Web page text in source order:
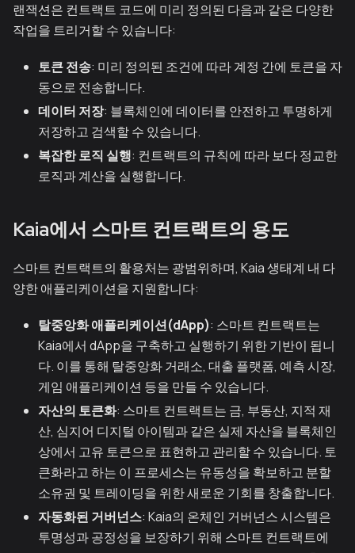
랜잭션은 컨트랙트 코드에 미리 정의된 다음과 같은 다양한
작업을 트리거할 수 있습니다:
토큰 전송: 미리 정의된 조건에 따라 계정 간에 토큰을 자
동으로 전송합니다.
데이터 저장: 블록체인에 데이터를 안전하고 투명하게
저장하고 검색할 수 있습니다.
복잡한 로직 실행: 컨트랙트의 규칙에 따라 보다 정교한
로직과 계산을 실행합니다.
Kaia에서 스마트 컨트랙트의 용도
스마트 컨트랙트의 활용처는 광범위하며, Kaia 생태계 내 다
양한 애플리케이션을 지원합니다:
탈중앙화 애플리케이션(dApp): 스마트 컨트랙트는
Kaia에서 dApp을 구축하고 실행하기 위한 기반이 됩니
다. 이를 통해 탈중앙화 거래소, 대출 플랫폼, 예측 시장,
게임 애플리케이션 등을 만들 수 있습니다.
자산의 토큰화: 스마트 컨트랙트는 금, 부동산, 지적 재
산, 심지어 디지털 아이템과 같은 실제 자산을 블록체인
상에서 고유 토큰으로 표현하고 관리할 수 있습니다. 토
큰화라고 하는 이 프로세스는 유동성을 확보하고 분할
소유권 및 트레이딩을 위한 새로운 기회를 창출합니다.
자동화된 거버넌스: Kaia의 온체인 거버넌스 시스템은
투명성과 공정성을 보장하기 위해 스마트 컨트랙트에